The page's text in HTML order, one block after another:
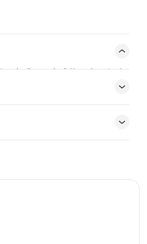
查看需要完成的內容、任務
間。